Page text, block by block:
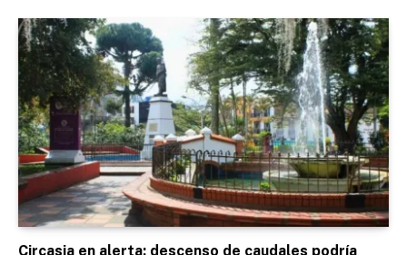
Circasia en alerta: descenso de caudales podría